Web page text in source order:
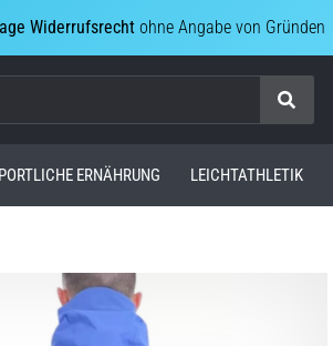
Widerrufsrechtohne Angabe von Gründen
Suche
ERNÄHRUNG LEICHTATHLETIK